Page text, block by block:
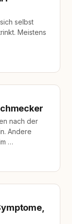
selbst
Meistens
nach der
Andere
…